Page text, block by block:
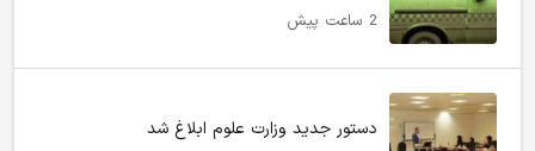
2 ساعت پیش
دستور جدید وزارت علوم ابلاغ شد